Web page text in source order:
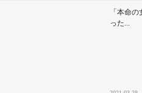
「本命
った...